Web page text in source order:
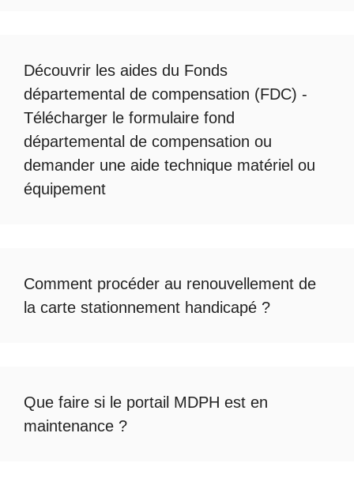
Découvrir les aides du Fonds
départemental de compensation (FDC) -
Télécharger le formulaire fond
départemental de compensation ou
demander une aide technique matériel ou
équipement
Comment procéder au renouvellement de
la carte stationnement handicapé ?
Que faire si le portail MDPH est en
maintenance ?